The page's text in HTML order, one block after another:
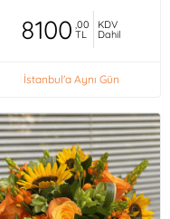
8100 ,00
TL
KDV
Dahil
İstanbul'a Aynı Gün